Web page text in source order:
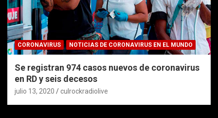
CORONAVIRUS NOTICIAS DE CORONAVIRUS EN EL MUNDO
Se registran 974 casos nuevos de coronavirus
en RD y seis decesos
julio 13, 2020 culrockradiolive